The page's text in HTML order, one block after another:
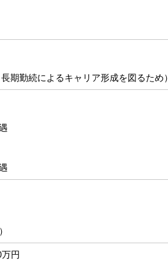
勤続によるキャリア形成を図るため）
円